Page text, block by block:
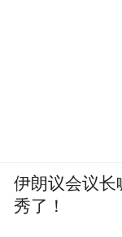
伊朗议会议长
秀了！